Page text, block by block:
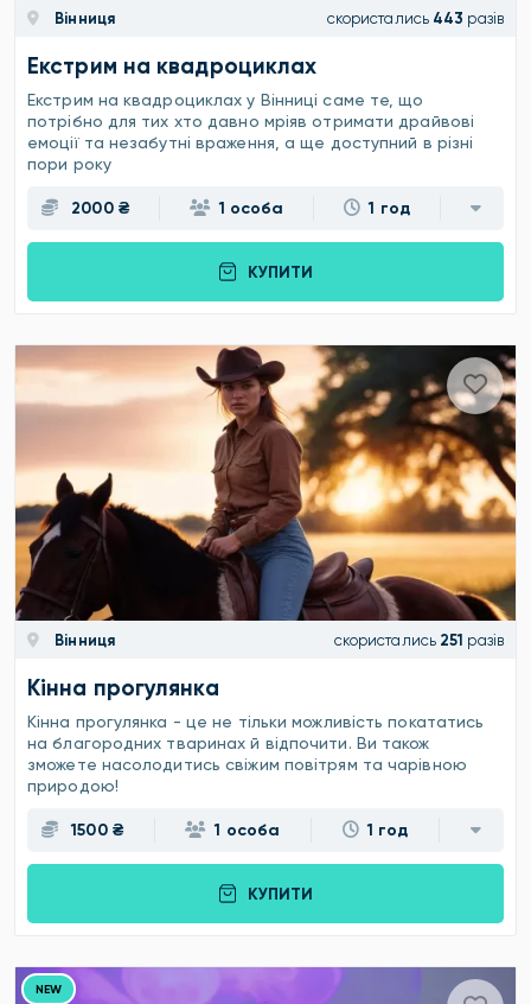
Вінниця скористались 443 разів
Екстрим на квадроциклах
Екстрим на квадроциклах у Вінниці саме те, що
потрібно для тих хто давно мріяв отримати драйвові
емоції та незабутні враження, а ще доступний в різні
пори року
2000 ₴ 1 особа 1 год
КУПИТИ
Вінниця скористались 251 разів
Кінна прогулянка
Кінна прогулянка - це не тільки можливість покататись
на благородних тваринах й відпочити. Ви також
зможете насолодитись свіжим повітрям та чарівною
природою!
1500 ₴ 1 особа 1 год
КУПИТИ
NEW